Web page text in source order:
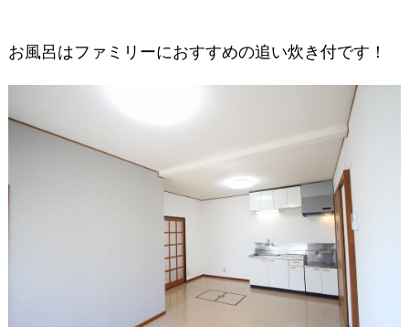
お風呂はファミリーにおすすめの追い炊き付です！